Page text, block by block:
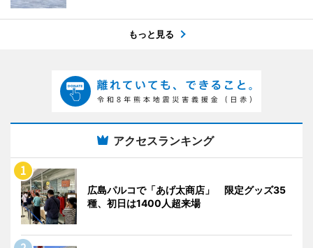
もっと見る
アクセスランキング
広島パルコで「あげ太商店」 限定グッズ35
種、初日は1400人超来場